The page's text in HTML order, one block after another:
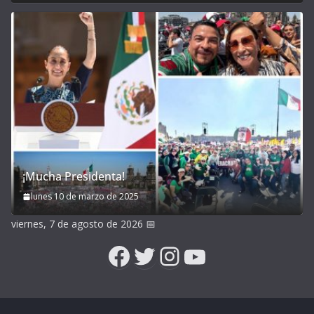
¡Mucha Presidenta!
lunes 10 de marzo de 2025
viernes, 7 de agosto de 2026 📅
Facebook
Twitter
Instagram
YouTube